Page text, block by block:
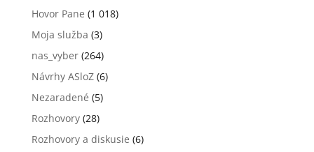
Hovor Pane (1 018)
Moja služba (3)
nas_vyber(264)
Návrhy ASloZ(6)
Nezaradené (5)
Rozhovory(28)
Rozhovory a diskusie (6)